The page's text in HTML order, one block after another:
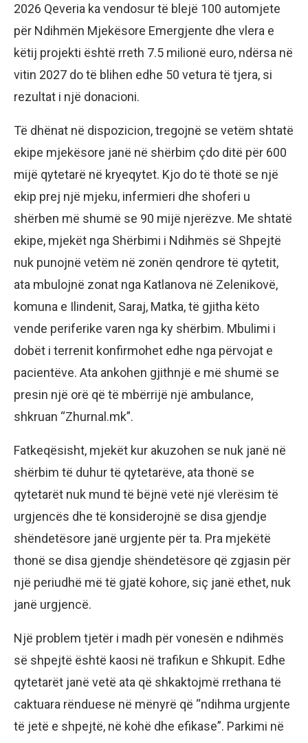
2026 Qeveria ka vendosur të blejë 100 automjete
për Ndihmën Mjekësore Emergjente dhe vlera e
këtij projekti është rreth 7.5 milionë euro, ndërsa në
vitin 2027 do të blihen edhe 50 vetura të tjera, si
rezultat i një donacioni.
Të dhënat në dispozicion, tregojnë se vetëm shtatë
ekipe mjekësore janë në shërbim çdo ditë për 600
mijë qytetarë në kryeqytet. Kjo do të thotë se një
ekip prej një mjeku, infermieri dhe shoferi u
shërben më shumë se 90 mijë njerëzve. Me shtatë
ekipe, mjekët nga Shërbimi i Ndihmës së Shpejtë
nuk punojnë vetëm në zonën qendrore të qytetit,
ata mbulojnë zonat nga Katlanova në Zelenikovë,
komuna e Ilindenit, Saraj, Matka, të gjitha këto
vende periferike varen nga ky shërbim. Mbulimi i
dobët i terrenit konfirmohet edhe nga përvojat e
pacientëve. Ata ankohen gjithnjë e më shumë se
presin një orë që të mbërrijë një ambulance,
shkruan “Zhurnal.mk”.
Fatkeqësisht, mjekët kur akuzohen se nuk janë në
shërbim të duhur të qytetarëve, ata thonë se
qytetarët nuk mund të bëjnë vetë një vlerësim të
urgjencës dhe të konsiderojnë se disa gjendje
shëndetësore janë urgjente për ta. Pra mjekëtë
thonë se disa gjendje shëndetësore që zgjasin për
një periudhë më të gjatë kohore, siç janë ethet, nuk
janë urgjencë.
Një problem tjetër i madh për vonesën e ndihmës
së shpejtë është kaosi në trafikun e Shkupit. Edhe
qytetarët janë vetë ata që shkaktojmë rrethana të
caktuara rënduese në mënyrë që “ndihma urgjente
të jetë e shpejtë, në kohë dhe efikase”. Parkimi në